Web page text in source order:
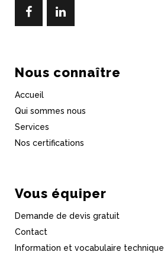
Nous connaître
Accueil
Qui sommes nous
Services
Nos certifications
Vous équiper
Demande de devis gratuit
Contact
Information et vocabulaire technique